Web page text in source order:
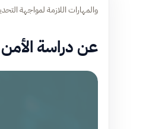
والمهارات اللازمة لمواجهة
عن دراسة الأمن